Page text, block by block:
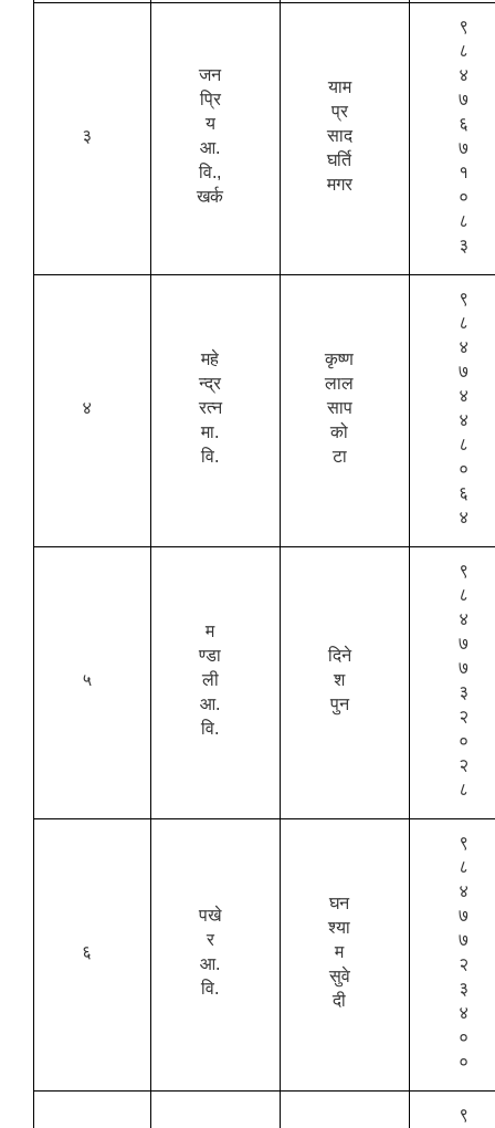
३
जन
प्रि
य
आ.
वि.,
खर्क
याम
प्र
साद
घर्ति
मगर
९
८
४
७
६
७
१
०
८
३
४
महे
न्द्र
रत्न
मा.
वि.
कृष्ण
लाल
साप
को
टा
९
८
४
७
४
४
८
०
६
४
५
म
ण्डा
ली
आ.
वि.
दिने
श
पुन
९
८
४
७
७
३
२
०
२
८
६
पखे
र
आ.
वि.
घन
श्या
म
सुवे
दी
९
८
४
७
७
२
३
४
०
०
९